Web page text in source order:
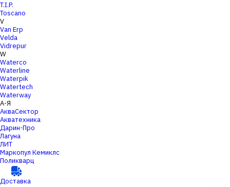
T.I.P.
Toscano
V
Van Erp
Velda
Vidrepur
W
Waterco
Waterline
Waterpik
Watertech
Waterway
А-Я
АкваСектор
Акватехника
Дарин-Про
Лагуна
ЛИТ
Маркопул Кемиклс
Поликварц
Доставка